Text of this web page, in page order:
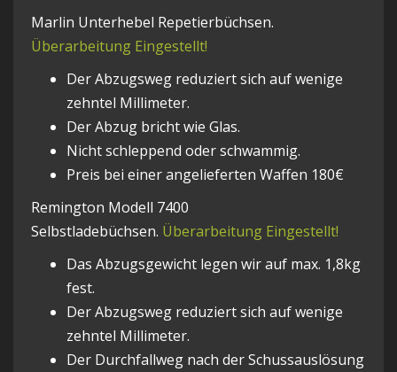
Marlin Unterhebel Repetierbüchsen.
Überarbeitung Eingestellt!
Der Abzugsweg reduziert sich auf wenige
zehntel Millimeter.
Der Abzug bricht wie Glas.
Nicht schleppend oder schwammig.
Preis bei einer angelieferten Waffen 180€
Remington Modell 7400
Selbstladebüchsen. Überarbeitung Eingestellt!
Das Abzugsgewicht legen wir auf max. 1,8kg
fest.
Der Abzugsweg reduziert sich auf wenige
zehntel Millimeter.
Der Durchfallweg nach der Schussauslösung